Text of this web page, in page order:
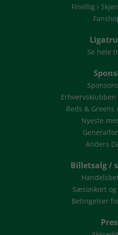
Frivillig i
Se hele
Erhvervsklubben
Reds &
Nyeste
Anders
Billetsalg /
Sæsonkort
Betingelser